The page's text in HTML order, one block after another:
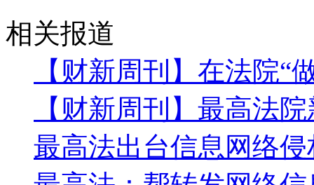
相关报道
【财新周刊】在法院“
【财新周刊】最高法
最高法出台信息网络